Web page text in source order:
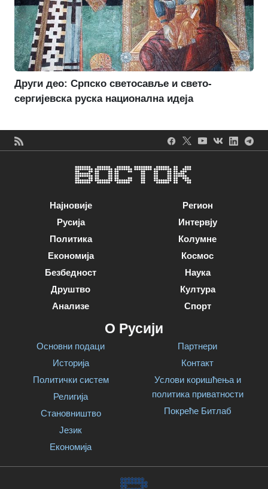
Други део: Српско светосавље и свето-
сергијевска руска национална идеја
Најновије
Русија
Политика
Економија
Безбедност
Друштво
Анализе
Регион
Интервју
Колумне
Космос
Наука
Култура
Спорт
О Русији
Основни подаци
Историја
Политички систем
Религија
Становништво
Језик
Економија
Партнери
Контакт
Услови коришћења и
политика приватности
Покреће Битлаб